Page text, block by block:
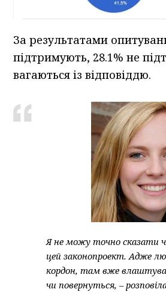
За результатами
підтримують, 28.1% не
вагаються із відповіддю.
Я не можу точно сказати
цей законопроект. Адже
кордон, там вже
чи повернуться, –